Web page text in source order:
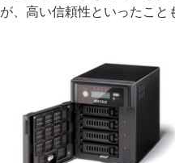
が、高い信頼性といったこと